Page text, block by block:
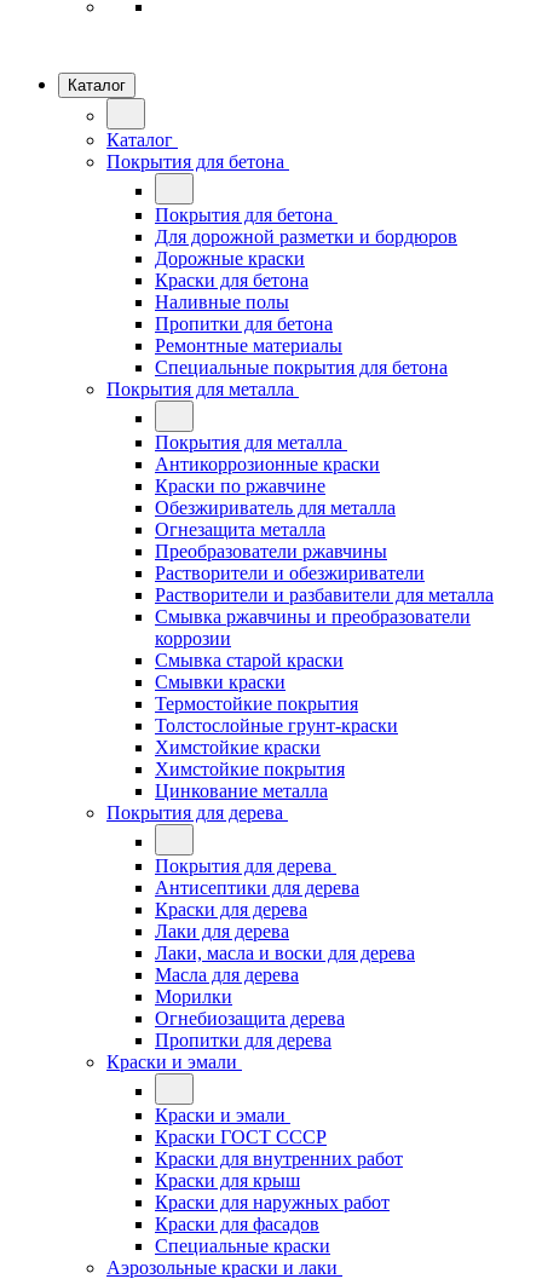
Каталог
Каталог
Покрытия для бетона
Покрытия для бетона
Для дорожной разметки и бордюров
Дорожные краски
Краски для бетона
Наливные полы
Пропитки для бетона
Ремонтные материалы
Специальные покрытия для бетона
Покрытия для металла
Покрытия для металла
Антикоррозионные краски
Краски по ржавчине
Обезжириватель для металла
Огнезащита металла
Преобразователи ржавчины
Растворители и обезжириватели
Растворители и разбавители для металла
Смывка ржавчины и преобразователи
коррозии
Смывка старой краски
Смывки краски
Термостойкие покрытия
Толстослойные грунт-краски
Химстойкие краски
Химстойкие покрытия
Цинкование металла
Покрытия для дерева
Покрытия для дерева
Антисептики для дерева
Краски для дерева
Лаки для дерева
Лаки, масла и воски для дерева
Масла для дерева
Морилки
Огнебиозащита дерева
Пропитки для дерева
Краски и эмали
Краски и эмали
Краски ГОСТ СССР
Краски для внутренних работ
Краски для крыш
Краски для наружных работ
Краски для фасадов
Специальные краски
Аэрозольные краски и лаки